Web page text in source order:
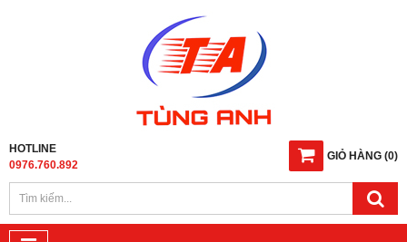
GIỎ HÀNG (0)
HOTLINE
0976.760.892